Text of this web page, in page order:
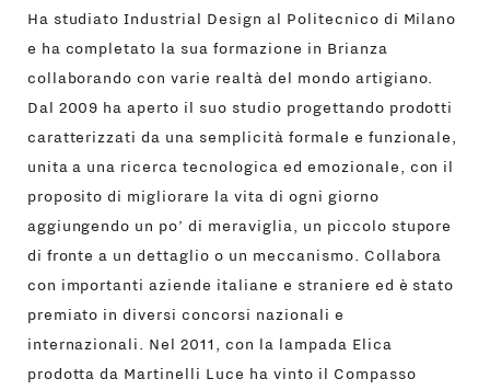
Ha studiato Industrial Design al Politecnico di Milano
e ha completato la sua formazione in Brianza
collaborando con varie realtà del mondo artigiano.
Dal 2009 ha aperto il suo studio progettando prodotti
caratterizzati da una semplicità formale e funzionale,
unita a una ricerca tecnologica ed emozionale, con il
proposito di migliorare la vita di ogni giorno
aggiungendo un po’ di meraviglia, un piccolo stupore
di fronte a un dettaglio o un meccanismo. Collabora
con importanti aziende italiane e straniere ed è stato
premiato in diversi concorsi nazionali e
internazionali. Nel 2011, con la lampada Elica
prodotta da Martinelli Luce ha vinto il Compasso